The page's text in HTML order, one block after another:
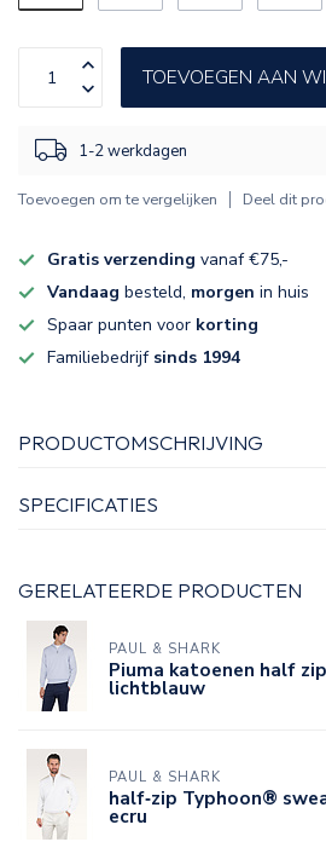
TOEVOEGEN AAN
1-2 werkdagen
Toevoegen om te vergelijken Deel dit
Gratis verzending vanaf €75,-
Vandaag besteld, morgen in huis
Spaar punten voor korting
Familiebedrijf sinds 1994
PRODUCTOMSCHRIJVING
SPECIFICATIES
GERELATEERDE PRODUCTEN
PAUL & SHARK
Piuma katoenen half zip
lichtblauw
PAUL & SHARK
half‑zip Typhoon®
ecru